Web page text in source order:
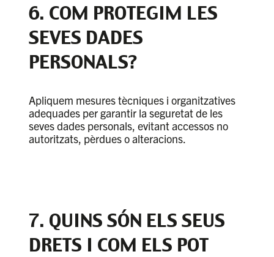
6. COM PROTEGIM LES
SEVES DADES
PERSONALS?
Apliquem mesures tècniques i organitzatives
adequades per garantir la seguretat de les
seves dades personals, evitant accessos no
autoritzats, pèrdues o alteracions.
7. QUINS SÓN ELS SEUS
DRETS I COM ELS POT